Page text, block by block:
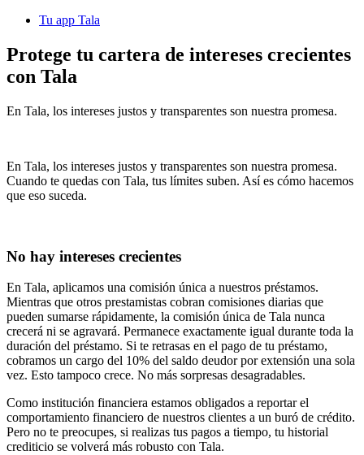
Tu app Tala
Protege tu cartera de intereses crecientes
con Tala
En Tala, los intereses justos y transparentes son nuestra promesa.
En Tala, los intereses justos y transparentes son nuestra promesa.
Cuando te quedas con Tala, tus límites suben. Así es cómo hacemos
que eso suceda.
No hay intereses crecientes
En Tala, aplicamos una comisión única a nuestros préstamos.
Mientras que otros prestamistas cobran comisiones diarias que
pueden sumarse rápidamente, la comisión única de Tala nunca
crecerá ni se agravará. Permanece exactamente igual durante toda la
duración del préstamo. Si te retrasas en el pago de tu préstamo,
cobramos un cargo del 10% del saldo deudor por extensión una sola
vez. Esto tampoco crece. No más sorpresas desagradables.
Como institución financiera estamos obligados a reportar el
comportamiento financiero de nuestros clientes a un buró de crédito.
Pero no te preocupes, si realizas tus pagos a tiempo, tu historial
crediticio se volverá más robusto con Tala.